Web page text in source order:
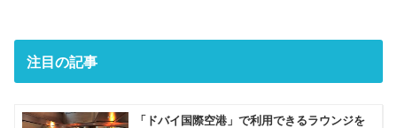
注目の記事
「ドバイ国際空港」で利用できるラウンジを